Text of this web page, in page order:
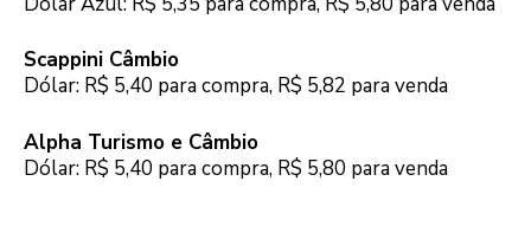
Scappini Câmbio
Dólar: R$ 5,40 para compra, R$ 5,82 para venda
Alpha Turismo e Câmbio
Dólar: R$ 5,40 para compra, R$ 5,80 para venda